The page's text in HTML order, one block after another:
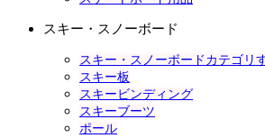
スキー・スノーボード
スキー・スノーボードカテゴリ
スキー板
スキービンディング
スキーブーツ
ポール